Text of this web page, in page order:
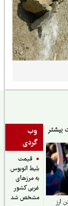
وب
گردی
قیمت
بلیط اتوبوس
به مرزهای
غربی کشور
مشخص شد